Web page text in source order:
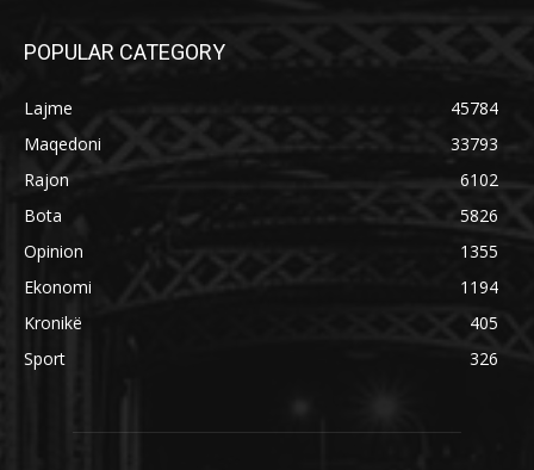
POPULAR CATEGORY
Lajme
45784
Maqedoni
33793
Rajon
6102
Bota
5826
Opinion
1355
Ekonomi
1194
Kronikë
405
Sport
326